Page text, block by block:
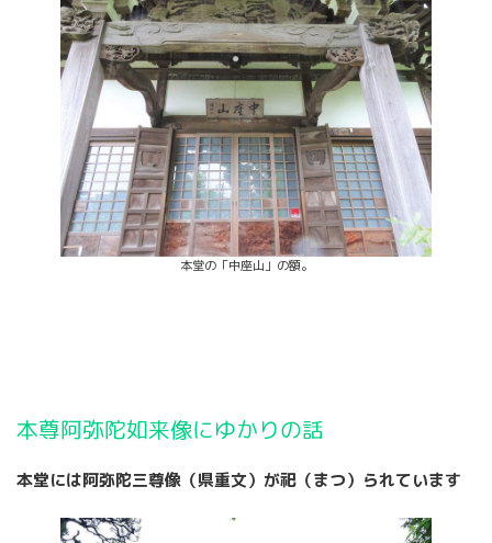
本堂の「中座山」の額。
本尊阿弥陀如来像にゆかりの話
本堂には阿弥陀三尊像（県重文）が祀（まつ）られています